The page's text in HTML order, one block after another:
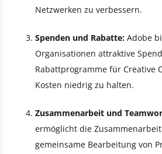
Netzwerken zu verbessern.
Spenden und Rabatte: Adobe
Organisationen attraktive
Rabattprogramme für Creative
Kosten niedrig zu halten.
Zusammenarbeit und
ermöglicht die
gemeinsame Bearbeitung von